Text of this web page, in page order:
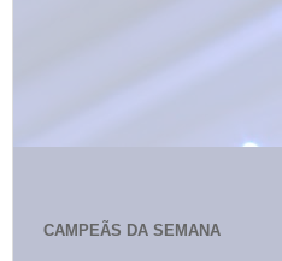
CAMPEÃS DA SEMANA